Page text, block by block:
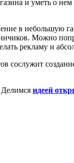
и уметь о
в небольшую
Можно
рекламу и
Делимся идеей